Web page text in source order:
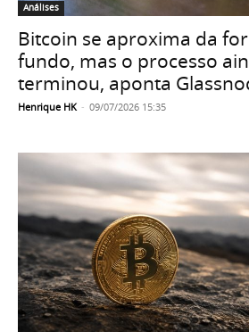
Análises
Bitcoin se aproxima da
fundo, mas o processo
terminou, aponta
Henrique HK - 09/07/2026 15:35